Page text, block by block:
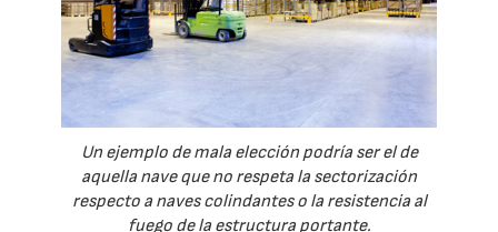
Un ejemplo de mala elección podría ser el de
aquella nave que no respeta la sectorización
respecto a naves colindantes o la resistencia al
fuego de la estructura portante.